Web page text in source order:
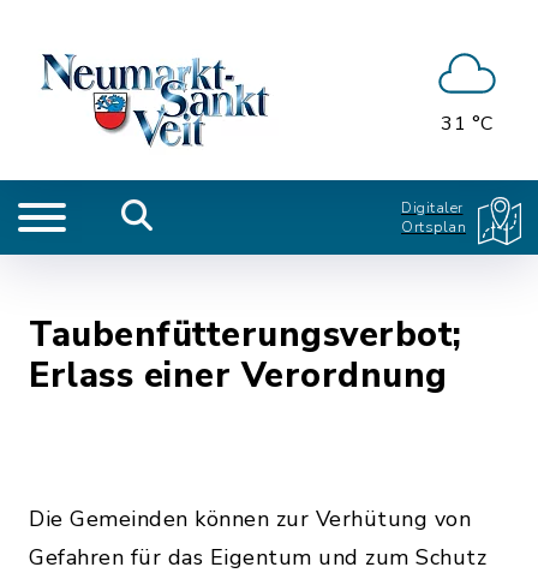
31 °C
Digitaler
Ortsplan
Taubenfütterungsverbot;
Erlass einer Verordnung
Die Gemeinden können zur Verhütung von
Gefahren für das Eigentum und zum Schutz